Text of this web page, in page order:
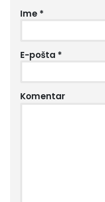
Ime *
E-pošta *
Komentar